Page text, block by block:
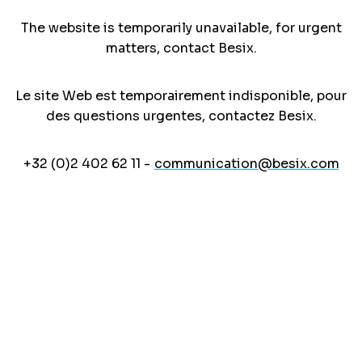
The website is temporarily unavailable, for urgent
matters, contact Besix.
Le site Web est temporairement indisponible, pour
des questions urgentes, contactez Besix.
+32 (0)2 402 62 11 - communication@besix.com